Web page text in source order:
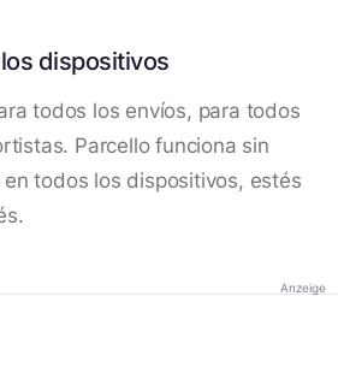
dispositivos
todos los envíos, para todos
Parcello funciona sin
todos los dispositivos, estés
Anzeige